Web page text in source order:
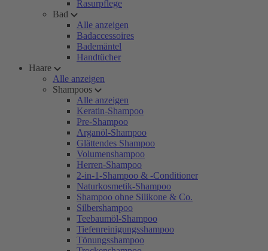
Rasurpflege
Bad
Alle anzeigen
Badaccessoires
Bademäntel
Handtücher
Haare
Alle anzeigen
Shampoos
Alle anzeigen
Keratin-Shampoo
Pre-Shampoo
Arganöl-Shampoo
Glättendes Shampoo
Volumenshampoo
Herren-Shampoo
2-in-1-Shampoo & -Conditioner
Naturkosmetik-Shampoo
Shampoo ohne Silikone & Co.
Silbershampoo
Teebaumöl-Shampoo
Tiefenreinigungsshampoo
Tönungsshampoo